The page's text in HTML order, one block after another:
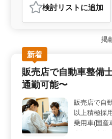
おすすめポイント
＜働きやすさ＞ 歯科医師
件が整っています。駅徒
らの柔軟な勤務日数、残業
ど、ワークライフバラン
者へのサービス向上＞ 一
実した治療領域で、患者に
きます。訪問診療は一部あ
験5年以上の方にぴったり
れており、50代・60代を
備、年収も500万〜800万
検討リスト に追加
掲
新着
販売店で自動車整備
通勤可能〜
販売店で自
以上積極採
乗用車(国産